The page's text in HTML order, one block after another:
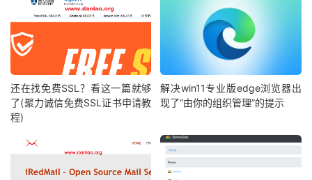
还在找免费SSL？看这一篇就够
了(聚力诚信免费SSL证书申请教
程)
解决win11专业版edge浏览器出
现了“由你的组织管理”的提示